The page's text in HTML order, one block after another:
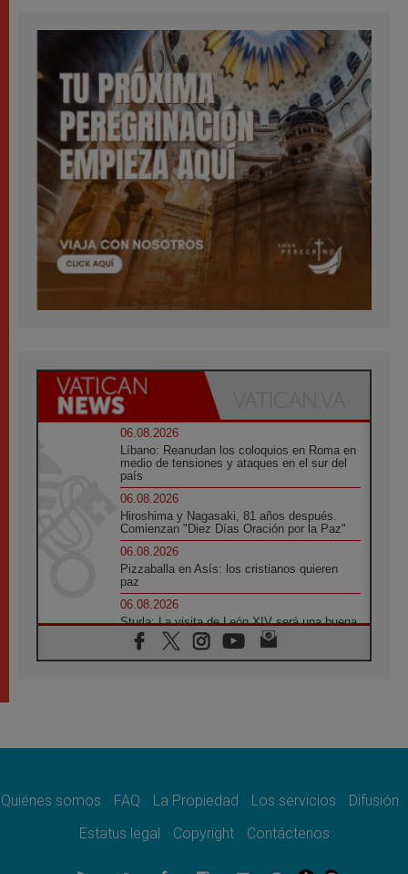
06.08.2026
Líbano: Reanudan los coloquios en Roma en
medio de tensiones y ataques en el sur del
país
06.08.2026
Hiroshima y Nagasaki, 81 años después.
Comienzan "Diez Días Oración por la Paz"
06.08.2026
Pizzaballa en Asís: los cristianos quieren
paz
06.08.2026
Sturla: La visita de León XIV será una buena
noticia para todo el Uruguay
06.08.2026
gracia reconciliación y esperanza
Cardenal Rossi: "La llegada del Papa León a
06.08.2026
Quiénes somos FAQ La Propiedad Los servicios
Difusión
Estatus legal
Copyright Contáctenos